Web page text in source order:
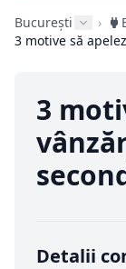
București ›
3
Detalii